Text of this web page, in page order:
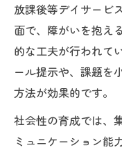
放課後等デイサービ
面で、障がいを抱え
的な工夫が行われて
ール提示や、課題を
方法が効果的です。
社会性の育成では、
ミュニケーション能